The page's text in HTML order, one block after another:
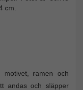
cm.
motivet, ramen och
andas och släpper